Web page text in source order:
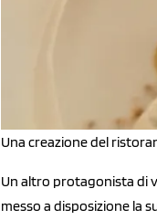
Una creazione del
Un altro protagonista di
messo a disposizione la